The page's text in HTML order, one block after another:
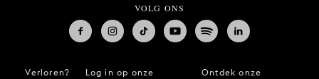
VOLG ONS
Verloren?
Log in op onze
Ontdek onze